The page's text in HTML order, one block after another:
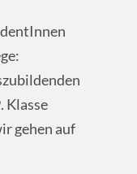
Klasse
gehen auf